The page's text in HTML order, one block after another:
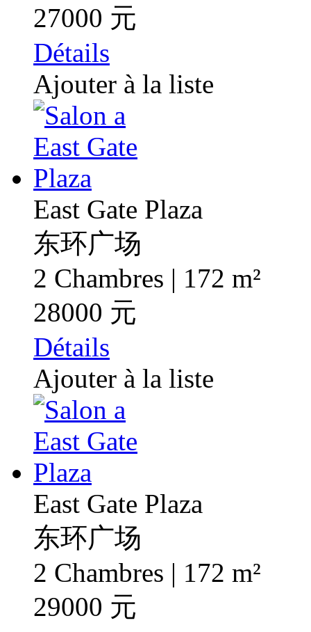
27000 元
Détails
Ajouter à la liste
East Gate Plaza
东环广场
2 Chambres | 172 m²
28000 元
Détails
Ajouter à la liste
East Gate Plaza
东环广场
2 Chambres | 172 m²
29000 元